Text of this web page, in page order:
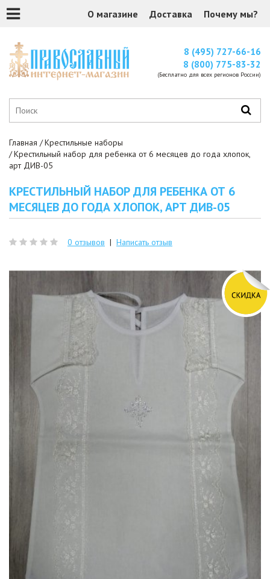
О магазине Доставка Почему мы?
8 (495) 727-66-16
8 (800) 775-83-32
(Бесплатно для всех регионов России)
Главная
Крестильные наборы
Крестильный набор для ребенка от 6 месяцев до года хлопок,
арт ДИВ-05
КРЕСТИЛЬНЫЙ НАБОР ДЛЯ РЕБЕНКА ОТ 6
МЕСЯЦЕВ ДО ГОДА ХЛОПОК, АРТ ДИВ-05
0 отзывов | Написать отзыв